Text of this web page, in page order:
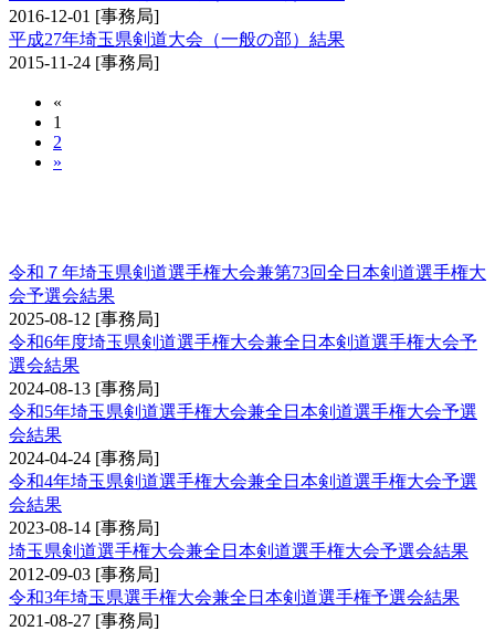
2016-12-01 [事務局]
平成27年埼玉県剣道大会（一般の部）結果
2015-11-24 [事務局]
«
1
2
»
令和７年埼玉県剣道選手権大会兼第73回全日本剣道選手権大
会予選会結果
2025-08-12 [事務局]
令和6年度埼玉県剣道選手権大会兼全日本剣道選手権大会予
選会結果
2024-08-13 [事務局]
令和5年埼玉県剣道選手権大会兼全日本剣道選手権大会予選
会結果
2024-04-24 [事務局]
令和4年埼玉県剣道選手権大会兼全日本剣道選手権大会予選
会結果
2023-08-14 [事務局]
埼玉県剣道選手権大会兼全日本剣道選手権大会予選会結果
2012-09-03 [事務局]
令和3年埼玉県選手権大会兼全日本剣道選手権予選会結果
2021-08-27 [事務局]